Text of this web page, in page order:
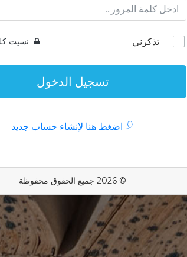
تذكرني نسيت
تسجيل الدخول
اضغط هنا لإنشاء حساب جديد
© 2026 جميع الحقوق محفوظة